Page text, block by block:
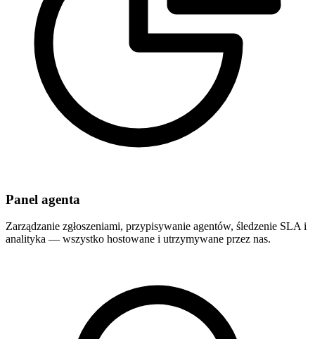
Panel agenta
Zarządzanie zgłoszeniami, przypisywanie agentów, śledzenie SLA i
analityka — wszystko hostowane i utrzymywane przez nas.